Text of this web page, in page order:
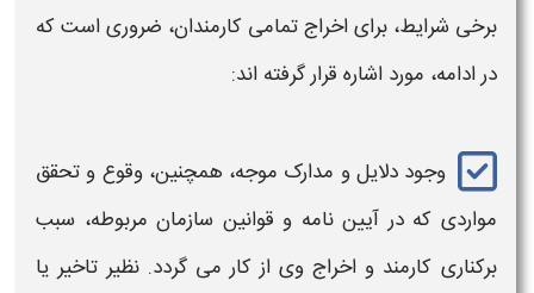
برخی شرایط، برایاخراجتمامی کارمندان، ضروری است که
در ادامه، مورد اشاره قرار گرفته اند:
وجود دلایل و مدارک موجه، همچنین، وقوع و تحقق
مواردی که در آیین نامه و قوانین سازمان مربوطه، سبب
برکناری کارمند و اخراج وی از کار می گردد. نظیر تاخیر یا